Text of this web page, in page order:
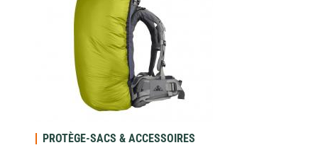
PROTÈGE-SACS & ACCESSOIRES